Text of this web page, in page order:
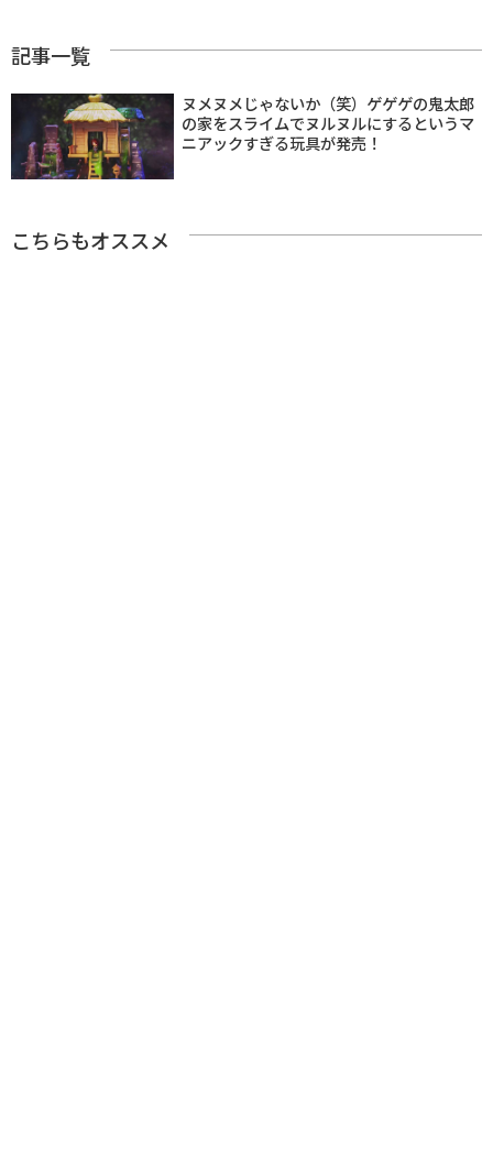
記事一覧
ヌメヌメじゃないか（笑）ゲゲゲの鬼太郎
の家をスライムでヌルヌルにするというマ
ニアックすぎる玩具が発売！
こちらもオススメ